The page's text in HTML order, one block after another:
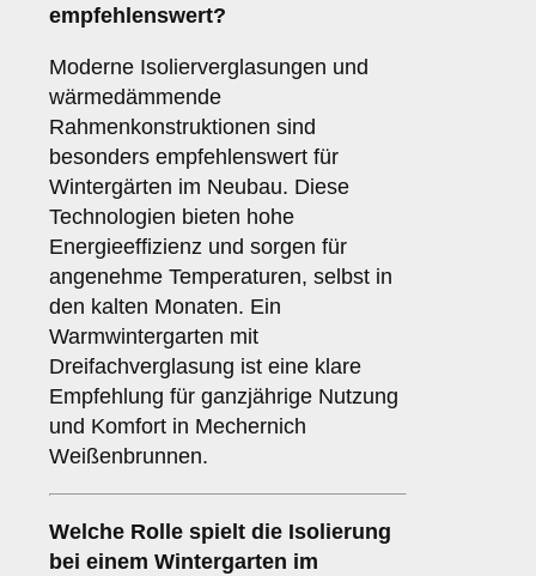
empfehlenswert?
Moderne Isolierverglasungen und
wärmedämmende
Rahmenkonstruktionen sind
besonders empfehlenswert für
Wintergärten im Neubau. Diese
Technologien bieten hohe
Energieeffizienz und sorgen für
angenehme Temperaturen, selbst in
den kalten Monaten. Ein
Warmwintergarten mit
Dreifachverglasung ist eine klare
Empfehlung für ganzjährige Nutzung
und Komfort in Mechernich
Weißenbrunnen.
Welche Rolle spielt die Isolierung
bei einem Wintergarten im